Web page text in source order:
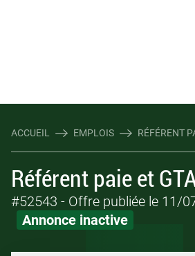
ACCUEIL EMPLOIS RÉFÉRENT
Référent paie et
#52543 - Offre publiée le 11/
Annonce inactive